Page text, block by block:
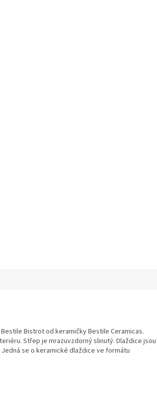
Bistrot od keramičky Bestile Ceramicas.
Střep je mrazuvzdorný slinutý. Dlaždice jsou
se o keramické dlaždice ve formátu